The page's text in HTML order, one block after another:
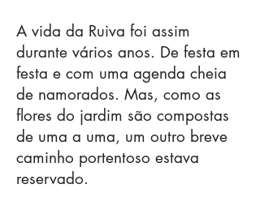
A vida da Ruiva foi assim
durante vários anos. De festa em
festa e com uma agenda cheia
de namorados. Mas, como as
flores do jardim são compostas
de uma a uma, um outro breve
caminho portentoso estava
reservado.